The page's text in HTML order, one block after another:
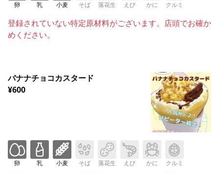
卵 乳 小麦 そば 落花生 えび かに クルミ
登録されていない特定原材料がございます。店頭でお確か
めください。
バナナチョコカスタード
¥600
卵 乳 小麦 そば 落花生 えび かに クルミ